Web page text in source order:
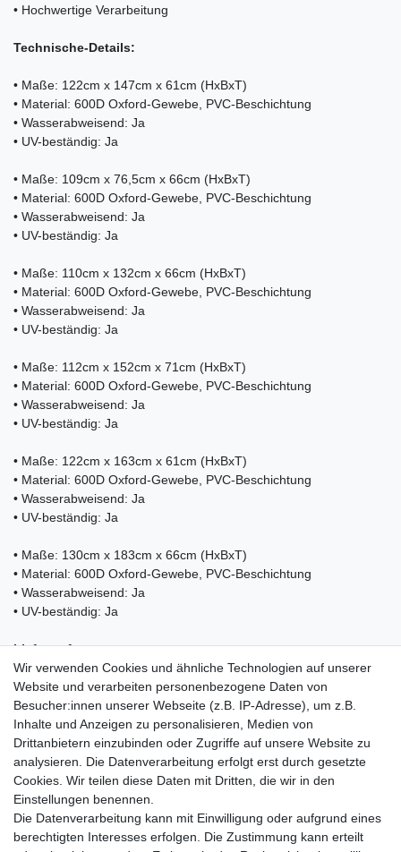
• Hochwertige Verarbeitung
Technische-Details:
• Maße: 122cm x 147cm x 61cm (HxBxT)
• Material: 600D Oxford-Gewebe, PVC-Beschichtung
• Wasserabweisend: Ja
• UV-beständig: Ja
• Maße: 109cm x 76,5cm x 66cm (HxBxT)
• Material: 600D Oxford-Gewebe, PVC-Beschichtung
• Wasserabweisend: Ja
• UV-beständig: Ja
• Maße: 110cm x 132cm x 66cm (HxBxT)
• Material: 600D Oxford-Gewebe, PVC-Beschichtung
• Wasserabweisend: Ja
• UV-beständig: Ja
• Maße: 112cm x 152cm x 71cm (HxBxT)
• Material: 600D Oxford-Gewebe, PVC-Beschichtung
• Wasserabweisend: Ja
• UV-beständig: Ja
• Maße: 122cm x 163cm x 61cm (HxBxT)
• Material: 600D Oxford-Gewebe, PVC-Beschichtung
• Wasserabweisend: Ja
• UV-beständig: Ja
• Maße: 130cm x 183cm x 66cm (HxBxT)
• Material: 600D Oxford-Gewebe, PVC-Beschichtung
• Wasserabweisend: Ja
• UV-beständig: Ja
Lieferumfang:
• 1x Grillabdeckung Kesser (Farbe und Größe nach Wahl)
• 1x Betriebsanleitung
Einkaufen
Zahlungsarten
Versandarten & -kosten
Warenkorb
Wir verwenden Cookies und ähnliche Technologien auf unserer
Website und verarbeiten personenbezogene Daten von
Besucher:innen unserer Webseite (z.B. IP-Adresse), um z.B.
Inhalte und Anzeigen zu personalisieren, Medien von
Drittanbietern einzubinden oder Zugriffe auf unsere Website zu
analysieren. Die Datenverarbeitung erfolgt erst durch gesetzte
Cookies. Wir teilen diese Daten mit Dritten, die wir in den
Einstellungen benennen.
Die Datenverarbeitung kann mit Einwilligung oder aufgrund eines
berechtigten Interesses erfolgen. Die Zustimmung kann erteilt